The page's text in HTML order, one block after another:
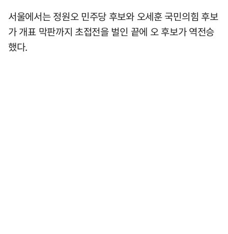
서울에서는 정원오 민주당 후보와 오세훈 국민의힘 후보
가 개표 막판까지 초접전을 벌인 끝에 오 후보가 역전승
했다.